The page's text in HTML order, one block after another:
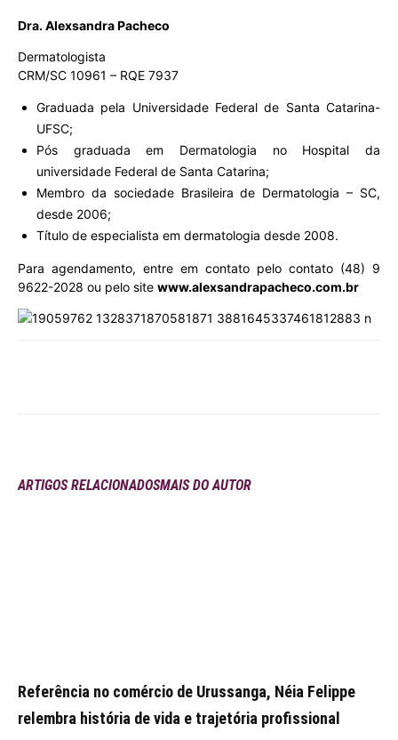
Dra. Alexsandra Pacheco
Dermatologista
CRM/SC 10961 – RQE 7937
Graduada pela Universidade Federal de Santa Catarina-
UFSC;
Pós graduada em Dermatologia no Hospital da
universidade Federal de Santa Catarina;
Membro da sociedade Brasileira de Dermatologia – SC,
desde 2006;
Título de especialista em dermatologia desde 2008.
Para agendamento, entre em contato pelo contato (48) 9
9622-2028 ou pelo site www.alexsandrapacheco.com.br
ARTIGOS RELACIONADOSMAIS DO AUTOR
Referência no comércio de Urussanga, Néia Felippe
relembra história de vida e trajetória profissional